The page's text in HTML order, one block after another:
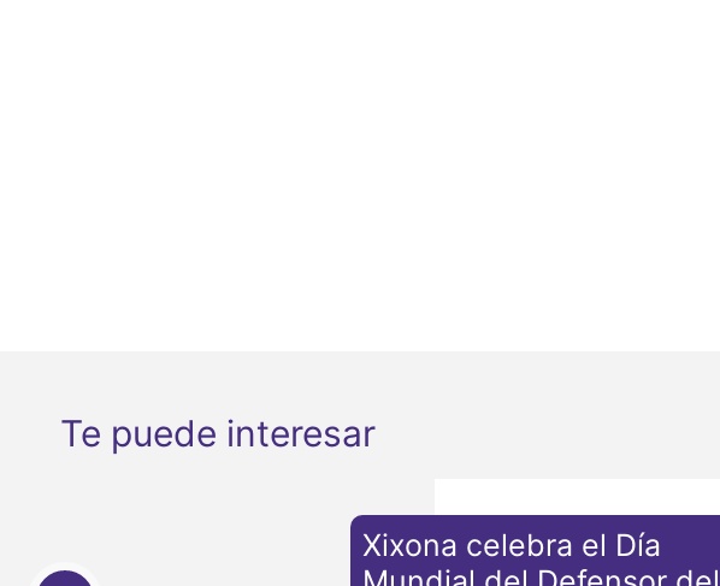
Te puede interesar
Xixona celebra el Día